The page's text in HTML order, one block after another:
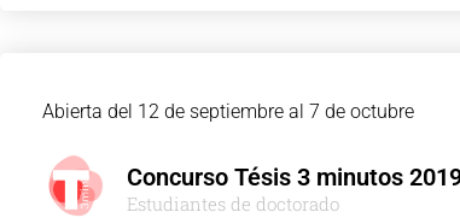
Abierta del 12 de septiembre al 7 de octubre
Concurso Tésis 3 minutos
Estudiantes de doctorado